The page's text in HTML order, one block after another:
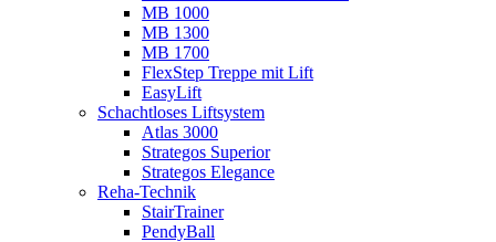
MB 1000
MB 1300
MB 1700
FlexStep Treppe mit Lift
EasyLift
Schachtloses Liftsystem
Atlas 3000
Strategos Superior
Strategos Elegance
Reha-Technik
StairTrainer
PendyBall